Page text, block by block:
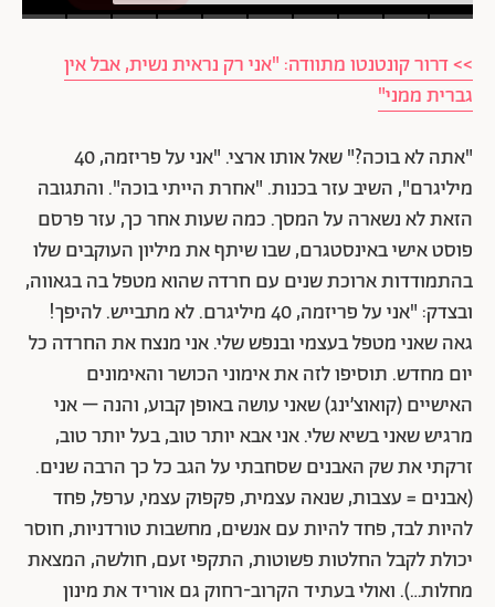
>> דרור קונטנטו מתוודה: "אני רק נראית נשית, אבל אין
גברית ממני"
"אתה לא בוכה?" שאל אותו ארצי. "אני על פריזמה, 40
מיליגרם", השיב עזר בכנות. "אחרת הייתי בוכה". והתגובה
הזאת לא נשארה על המסך. כמה שעות אחר כך, עזר פרסם
פוסט אישי באינסטגרם, שבו שיתף את מיליון העוקבים שלו
בהתמודדות ארוכת שנים עם חרדה שהוא מטפל בה בגאווה,
ובצדק: "אני על פריזמה, 40 מיליגרם. לא מתבייש. להיפך!
גאה שאני מטפל בעצמי ובנפש שלי. אני מנצח את החרדה כל
יום מחדש. תוסיפו לזה את אימוני הכושר והאימונים
האישיים (קואוצ׳ינג) שאני עושה באופן קבוע, והנה – אני
מרגיש שאני בשיא שלי. אני אבא יותר טוב, בעל יותר טוב,
זרקתי את שק האבנים שסחבתי על הגב כל כך הרבה שנים.
(אבנים = עצבות, שנאה עצמית, פקפוק עצמי, ערפל, פחד
להיות לבד, פחד להיות עם אנשים, מחשבות טורדניות, חוסר
יכולת לקבל החלטות פשוטות, התקפי זעם, חולשה, המצאת
מחלות…). ואולי בעתיד הקרוב-רחוק גם אוריד את מינון